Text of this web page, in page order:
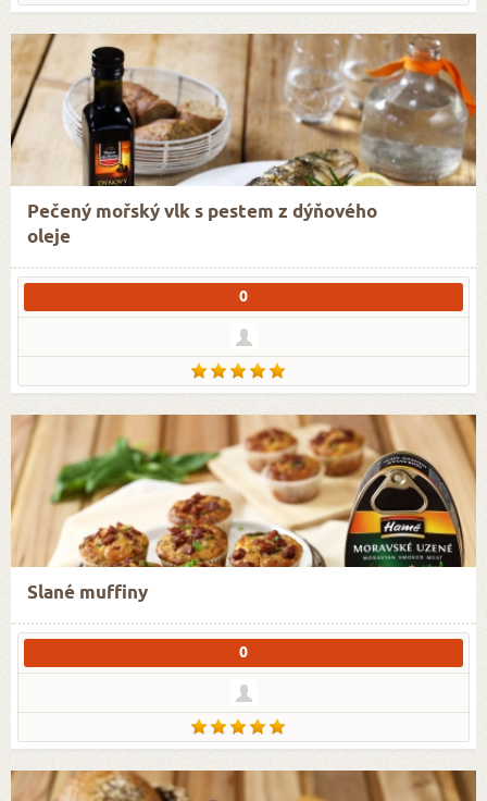
Pečený mořský vlk s pestem z dýňového
oleje
0
Slané muffiny
0